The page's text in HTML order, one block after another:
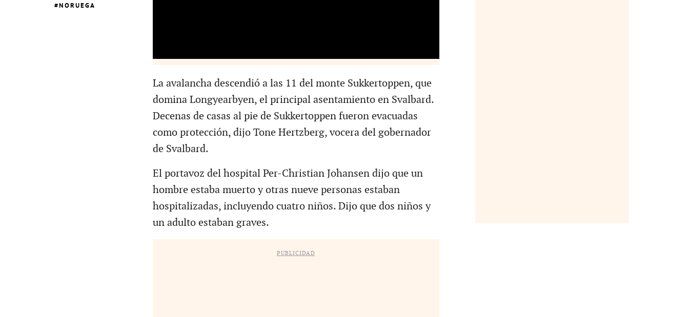
NORUEGA
La avalancha descendió a las 11 del monte Sukkertoppen, que
domina Longyearbyen, el principal asentamiento en Svalbard.
Decenas de casas al pie de Sukkertoppen fueron evacuadas
como protección, dijo Tone Hertzberg, vocera del gobernador
de Svalbard.
El portavoz del hospital Per-Christian Johansen dijo que un
hombre estaba muerto y otras nueve personas estaban
hospitalizadas, incluyendo cuatro niños. Dijo que dos niños y
un adulto estaban graves.
PUBLICIDAD